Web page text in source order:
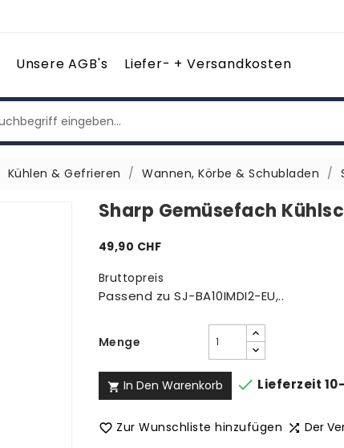
Unsere AGB's Liefer- + Versandkosten
Kühlen & Gefrieren Wannen, Körbe & Schubladen
Sharp Gemüsefach
49,90 CHF
Bruttopreis
Passend zu SJ-BA10IMDI2-EU,..
Menge
 In Den Warenkorb  Lieferzeit
 Zur Wunschliste hinzufügen  Der